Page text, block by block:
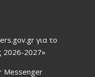
για το
2026-2027»
Μessenger